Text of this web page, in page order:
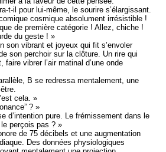
t-il pour lui-même, le sourire s’élargissant.
cosmique absolument irrésistible !
de première catégorie ! Allez, chiche !
du geste ! »
son vibrant et joyeux qui fit s’envoler
son perchoir sur la clôture. Un rire qui
faire vibrer l’air matinal d’une onde
B se redressa mentalement, une
cela. »
? »
d’intention pure. Le frémissement dans le
perçois pas ? »
de 75 décibels et une augmentation
Des données physiologiques